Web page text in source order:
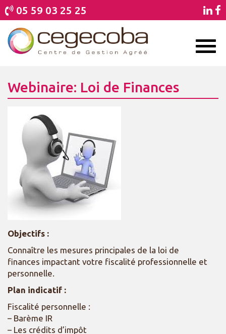
05 59 03 25 25
Webinaire: Loi de Finances
Objectifs :
Connaître les mesures principales de la loi de
finances impactant votre fiscalité professionnelle et
personnelle.
Plan indicatif :
Fiscalité personnelle :
– Barème IR
– Les crédits d’impôt